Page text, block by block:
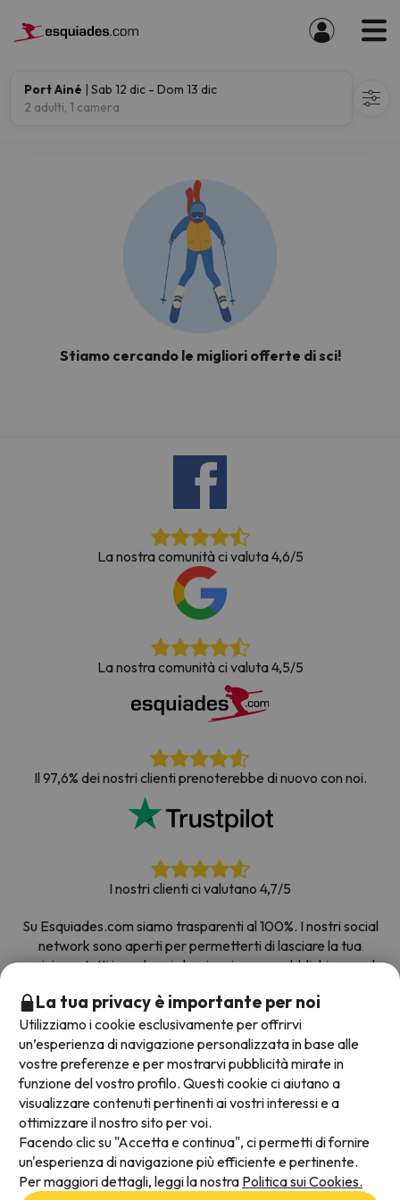
Port Ainé | Sab 12 dic - Dom 13 dic
2 adulti, 1 camera
Stiamo cercando le migliori offerte di sci!
La nostra comunità ci valuta 4,6/5
La nostra comunità ci valuta 4,5/5
Il 97,6% dei nostri clienti prenoterebbe di nuovo con noi.
I nostri clienti ci valutano 4,7/5
Su Esquiades.com siamo trasparenti al 100%. I nostri social
network sono aperti per permetterti di lasciare la tua
opinione, tutti i sondaggi che riceviamo e pubblichiamo sul
Prenota con fiducia|Più di 700.000 persone hanno
prenotato la loro settimana bianca con Esquiades.com
Metodi di pagamento disponibili
La tua privacy è importante per noi
Utilizziamo i cookie esclusivamente per offrirvi
un’esperienza di navigazione personalizzata in base alle
vostre preferenze e per mostrarvi pubblicità mirate in
funzione del vostro profilo. Questi cookie ci aiutano a
visualizzare contenuti pertinenti ai vostri interessi e a
ottimizzare il nostro sito per voi.
Facendo clic su "Accetta e continua", ci permetti di fornire
un'esperienza di navigazione più efficiente e pertinente.
Per maggiori dettagli, leggi la nostra Politica sui Cookies.